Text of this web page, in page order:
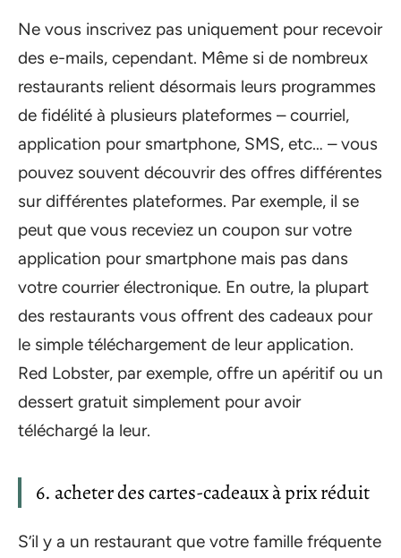
Ne vous inscrivez pas uniquement pour recevoir
des e-mails, cependant. Même si de nombreux
restaurants relient désormais leurs programmes
de fidélité à plusieurs plateformes – courriel,
application pour smartphone, SMS, etc… – vous
pouvez souvent découvrir des offres différentes
sur différentes plateformes. Par exemple, il se
peut que vous receviez un coupon sur votre
application pour smartphone mais pas dans
votre courrier électronique. En outre, la plupart
des restaurants vous offrent des cadeaux pour
le simple téléchargement de leur application.
Red Lobster, par exemple, offre un apéritif ou un
dessert gratuit simplement pour avoir
téléchargé la leur.
6. acheter des cartes-cadeaux à prix réduit
S’il y a un restaurant que votre famille fréquente